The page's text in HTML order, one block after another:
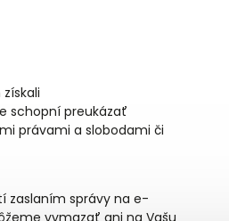
schopní preukázať
právami a slobodami či
zaslaním správy na e-
vymazať ani na Vašu